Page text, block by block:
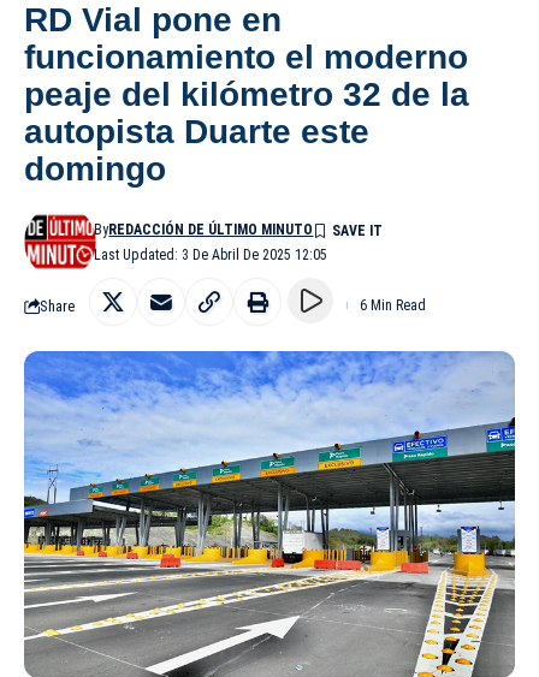
RD Vial pone en
funcionamiento el moderno
peaje del kilómetro 32 de la
autopista Duarte este
domingo
Last Updated: 3 De Abril De 2025 12:05
ByREDACCIÓN DE ÚLTIMO MINUTO
Share 6 Min Read